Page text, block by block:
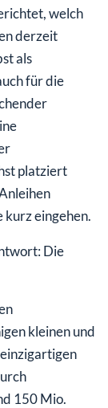
welch
derzeit
als
für die
platziert
kurz eingehen.
Die
kleinen und
150 Mio.